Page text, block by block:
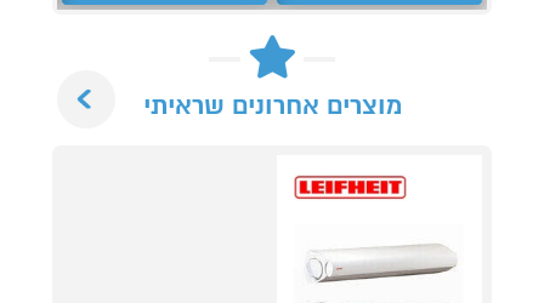
מוצרים אחרונים שראיתי